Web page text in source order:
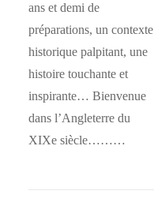
ans et demi de
préparations, un contexte
historique palpitant, une
histoire touchante et
inspirante… Bienvenue
dans l’Angleterre du
XIXe siècle………